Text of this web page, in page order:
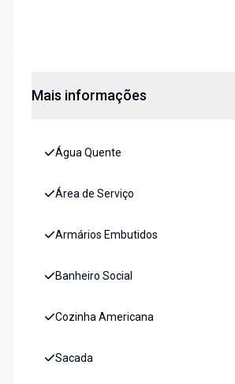
Mais informações
Água Quente
Área de Serviço
Armários Embutidos
Banheiro Social
Cozinha Americana
Sacada